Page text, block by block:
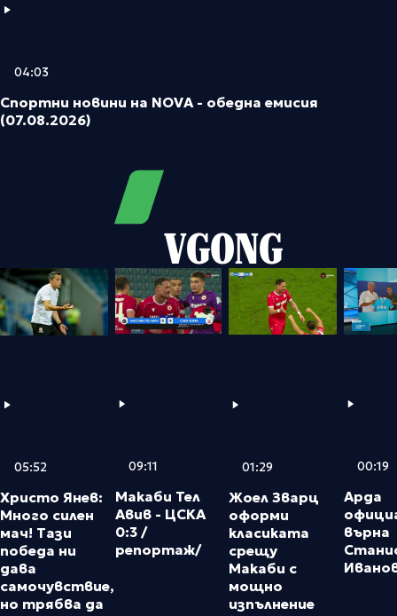
04:03
Спортни новини на NOVA - обедна емисия
(07.08.2026)
VGONG
05:52
Христо Янев:
Много силен
мач! Тази
победа ни
дава
самочувствие,
но трябва да
09:11
Макаби Тел
Авив - ЦСКА
0:3 /
репортаж/
01:29
Жоел Зварц
оформи
класиката
срещу
Макаби с
мощно
изпълнение
00:19
Арда
върна